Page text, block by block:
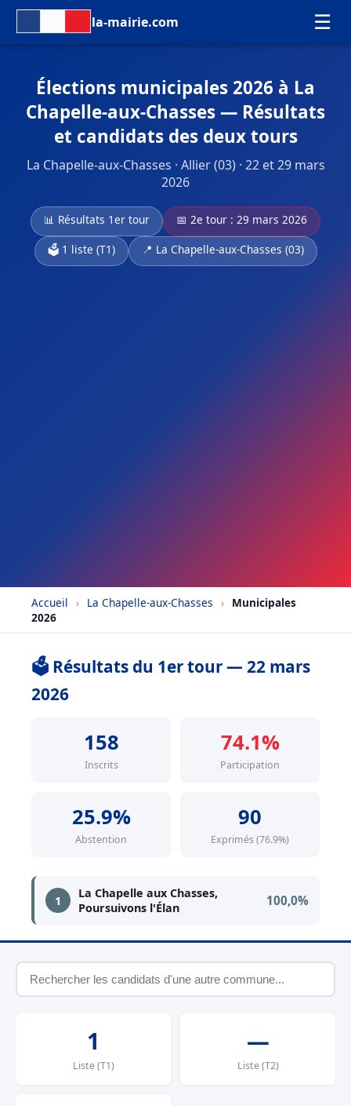
la-mairie.com ☰
Élections municipales 2026 à La
Chapelle-aux-Chasses — Résultats
et candidats des deux tours
La Chapelle-aux-Chasses · Allier (03) · 22 et 29 mars
2026
📊 Résultats 1er tour
📅 2e tour : 29 mars 2026
🗳️ 1 liste (T1)
📍 La Chapelle-aux-Chasses (03)
Accueil › La Chapelle-aux-Chasses › Municipales
2026
🗳️ Résultats du 1er tour — 22 mars
2026
158
Inscrits
74.1%
Participation
25.9%
Abstention
90
Exprimés (76.9%)
1
La Chapelle aux Chasses,
Poursuivons l'Élan
100,0%
1
Liste (T1)
—
Liste (T2)